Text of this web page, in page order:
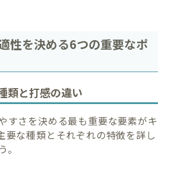
性を決める6つの重要なポ
類と打感の違い
すさを決める最も重要な要素がキ
要な種類とそれぞれの特徴を詳し